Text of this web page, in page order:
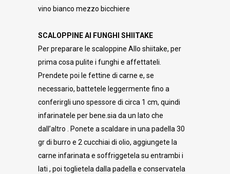
vino bianco mezzo bicchiere
SCALOPPINE AI FUNGHI SHIITAKE
Per preparare le scaloppine Allo shiitake, per
prima cosa pulite i funghi e affettateli.
Prendete poi le fettine di carne e, se
necessario, battetele leggermente fino a
conferirgli uno spessore di circa 1 cm, quindi
infarinatele per bene.sia da un lato che
dall’altro . Ponete a scaldare in una padella 30
gr di burro e 2 cucchiai di olio, aggiungete la
carne infarinata e soffriggetela su entrambi i
lati , poi toglietela dalla padella e conservatela